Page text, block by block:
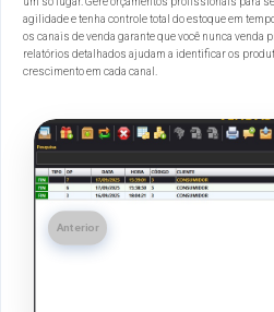
agilidade e tenha controle total do estoque em
os canais de venda garante que você nunca
relatórios detalhados ajudam a identificar os
crescimento em cada canal.
Anterior